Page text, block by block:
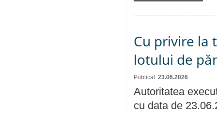
Cu privire la
lotului de
Publicat: 23.06.2026
Autoritatea
cu data de